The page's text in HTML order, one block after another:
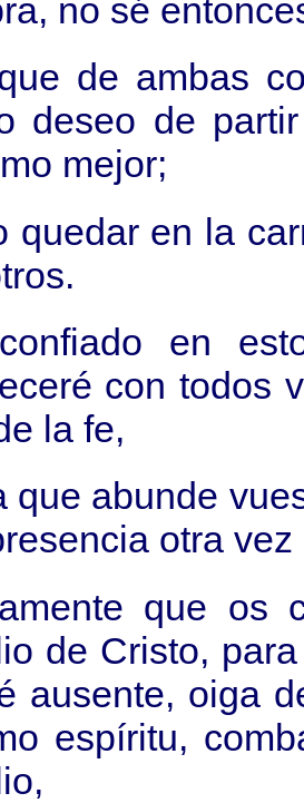
no sé
de ambas
deseo de
mejor;
quedar en la
en
con todos
la fe,
que abunde
otra
que os
de Cristo,
ausente, oiga
espíritu,